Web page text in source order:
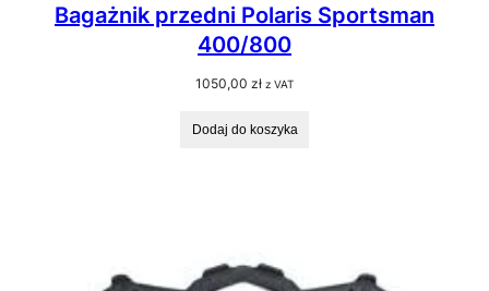
Bagażnik przedni Polaris Sportsman
400/800
1050,00 zł z VAT
Dodaj do koszyka